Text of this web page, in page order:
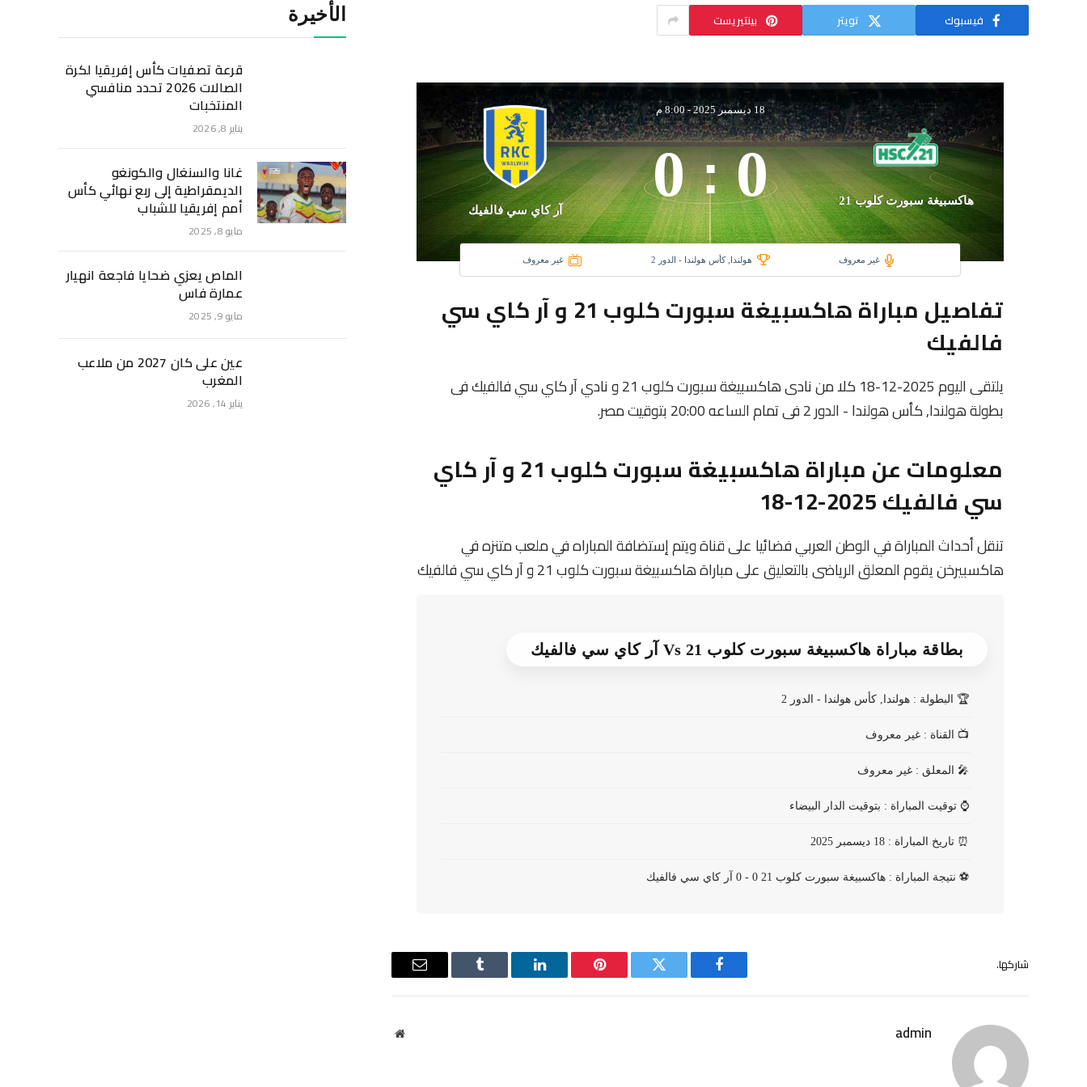
فيسبوك تويتر بينتيريست
هاكسبيغة سبورت كلوب 21
18 ديسمبر 2025 -8:00 م
0
:
0
آر كاي سي فالفيك
غير معروف هولندا, كأس هولندا - الدور 2 غير معروف
تفاصيل مباراة هاكسبيغة سبورت كلوب 21 و آر كاي سي
فالفيك
يلتقى اليوم 2025-12-18 كلا من نادى هاكسبيغة سبورت كلوب 21 و نادي آر كاي سي فالفيك فى
بطولة هولندا, كأس هولندا - الدور 2 فى تمام الساعه 20:00 بتوقيت مصر.
معلومات عن مباراة هاكسبيغة سبورت كلوب 21 و آر كاي
سي فالفيك 2025-12-18
تنقل أحداث المباراة في الوطن العربي فضائيا على قناة ويتم إستضافة المباراه في ملعب متنزه في
هاكسبيرخن يقوم المعلق الرياضى بالتعليق على مباراة هاكسبيغة سبورت كلوب 21 و آر كاي سي فالفيك
بطاقة مباراة هاكسبيغة سبورت كلوب 21 Vs آر كاي سي فالفيك
🏆 البطولة : هولندا, كأس هولندا - الدور 2
📺 القناة : غير معروف
🎤 المعلق : غير معروف
⌚ توقيت المباراة : بتوقيت الدار البيضاء
⏰ تاريخ المباراة : 18 ديسمبر 2025
⚽ نتيجة المباراة : هاكسبيغة سبورت كلوب 21 0 - 0 آر كاي سي فالفيك
شاركها.
فيسبوك تويتر بينتيريستلينكدإن Tumblr
البريد
admin
موقع
الأخيرة
قرعة تصفيات كأس إفريقيا لكرة
الصالات 2026 تحدد منافسي
المنتخبات
يناير 8, 2026
غانا والسنغال والكونغو
الديمقراطية إلى ربع نهائي كأس
أمم إفريقيا للشباب
مايو 8, 2025
الماص يعزي ضحايا فاجعة انهيار
عمارة فاس
مايو 9, 2025
عين على كان 2027 من ملاعب
المغرب
يناير 14, 2026